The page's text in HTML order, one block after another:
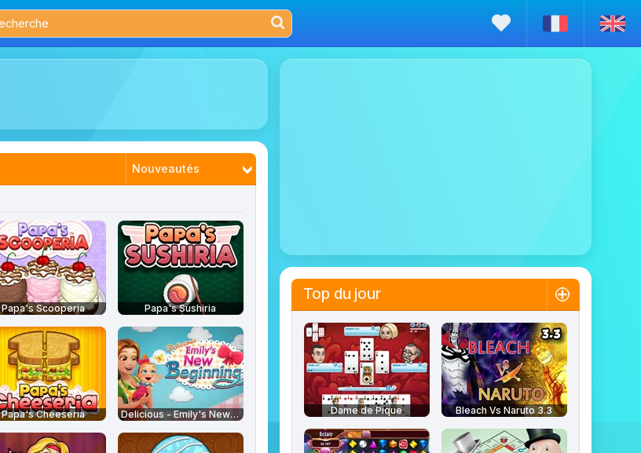
Nouveautés
Plus joués
Mieux notés
Papa's Scooperia Papa's Sushiria
Papa's Cheeseria Delicious - Emily's New Beginning
Top du jour
Dame de Pique Bleach Vs Naruto 3.3